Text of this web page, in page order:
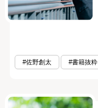
#佐野創太 #書籍抜粋